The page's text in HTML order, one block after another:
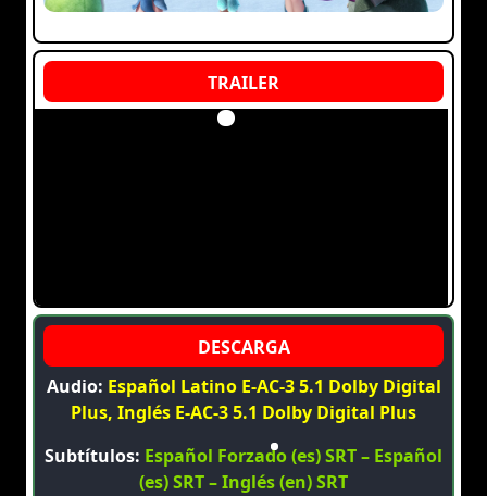
Audio: Español Latino E-AC-3 5.1 Dolby Digital
Plus, Inglés E-AC-3 5.1 Dolby Digital Plus
Subtítulos: Español Forzado (es) SRT – Español
(es) SRT – Inglés (en) SRT